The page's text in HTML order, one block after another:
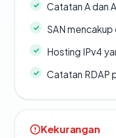
Catatan A dan
SAN
Hosting IPv4
Catatan RDAP
Kekurangan